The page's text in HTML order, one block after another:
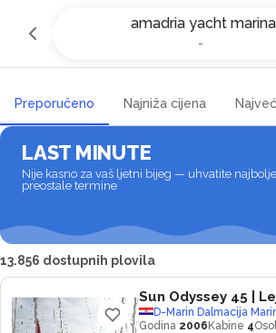
amadria yacht marina
-
Najam jahti i čarter
amadria yacht marina
Preporučeno Najniža cijena
LAST MINUTE
Nije kasno za vaš ljetni bijeg — uhvatite najbolje
preostale termine
13.856 dostupnih plovila
Sun Odyssey 45 |
D-Marin Dalmacija
Godina 2006 Kabine 4